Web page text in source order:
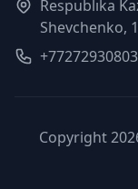
Respublıka
Shevchenko,
+77272930803
Copyright